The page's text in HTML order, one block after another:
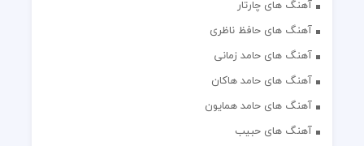
آهنگ های چارتار
آهنگ های حافظ ناظری
آهنگ های حامد زمانی
آهنگ های حامد هاکان
آهنگ های حامد همایون
آهنگ های حبیب